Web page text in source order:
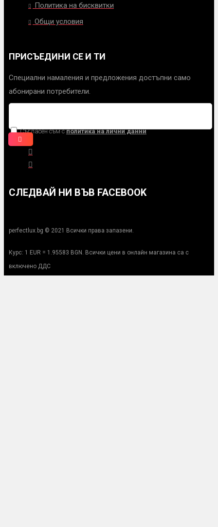
Политика на бисквитки
Общи условия
ПРИСЪЕДИНИ СЕ И ТИ
Специални намаления и предложения достъпни само
абонирани потребители.
Съгласен съм сполитика на лични данни
СЛЕДВАЙ НИ ВЪВ FACEBOOK
perfectlux.bg © 2021 Всички права запазени.
Курс: 1 EUR = 1.95583 BGN. Всички цени в онлайн магазина са с
включено ДДС